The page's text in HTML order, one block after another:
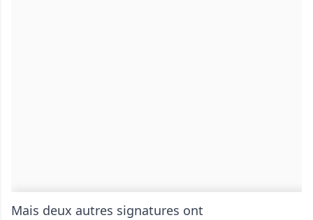
Mais deux autres signatures ont